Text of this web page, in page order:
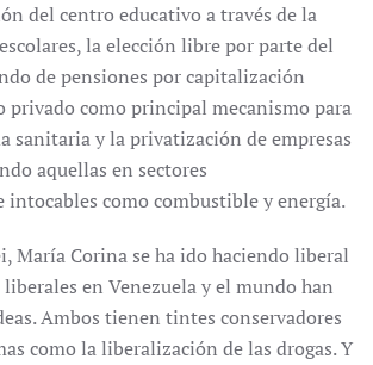
del centro educativo a través de la
la elección libre por parte del
de pensiones por capitalización
privado como principal mecanismo para
sanitaria y la privatización de empresas
aquellas en sectores
como combustible y energía.
María Corina se ha ido haciendo liberal
en Venezuela y el mundo han
Ambos tienen tintes conservadores
como la liberalización de las drogas. Y